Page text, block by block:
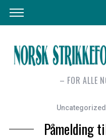
– FOR ALLE
Uncategorized
Påmelding